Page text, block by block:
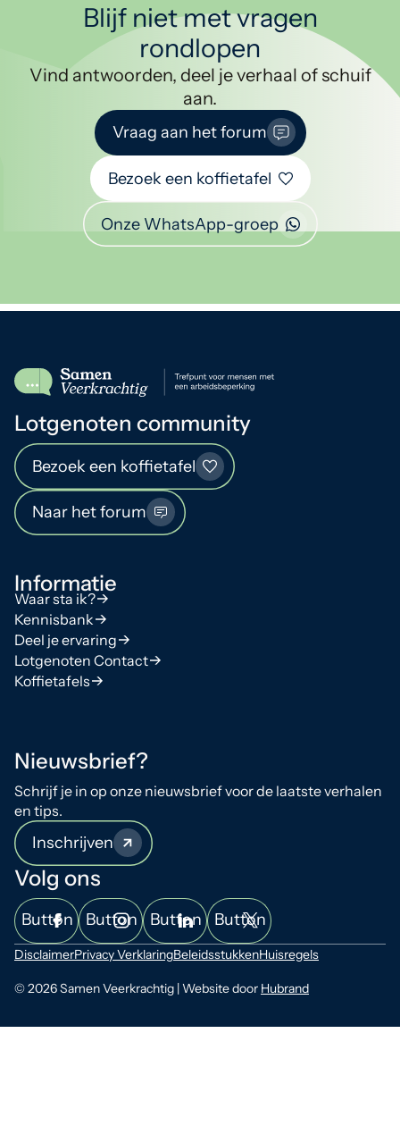
Blijf niet met vragen
rondlopen
Vind antwoorden, deel je verhaal of schuif
aan.
Vraag aan het forum
Bezoek een koffietafel
Onze WhatsApp-groep
Lotgenoten community
Bezoek een koffietafel
Naar het forum
Informatie
Waar sta ik?
Kennisbank
Deel je ervaring
Lotgenoten Contact
Koffietafels
Nieuwsbrief?
Schrijf je in op onze nieuwsbrief voor de laatste verhalen
en tips.
Inschrijven
Volg ons
Button Button Button Button
© 2026 Samen Veerkrachtig | Website door Hubrand
DisclaimerPrivacy VerklaringBeleidsstukkenHuisregels